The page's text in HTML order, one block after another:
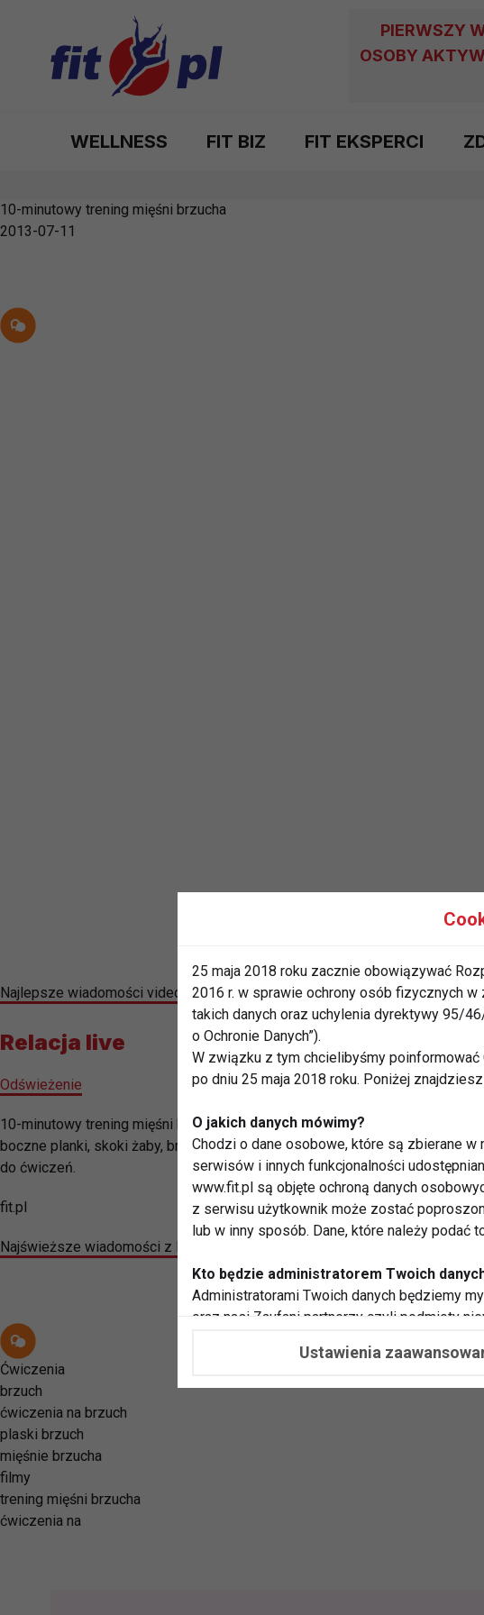
PIERWSZY
OSOBY
WELLNESS FIT BIZ FIT EKSPERCI
10-minutowy trening mięśni brzucha
2013-07-11
Najlepsze wiadomości video z Radomia znajdziesz na naszym kanale na
Relacja live
Odświeżenie
10-minutowy trening mięśni brzucha wykonuj codziennie, a w krótkim
boczne planki, skoki żaby, brzuszki i inne ćwiczenia, które ukształtują twój
do ćwiczeń.
fit.pl
Najświeższe wiadomości z Radomia i regionu znajdziesz na profilu
Ćwiczenia
brzuch
ćwiczenia na brzuch
plaski brzuch
mięśnie brzucha
filmy
trening mięśni brzucha
ćwiczenia na
25 maja 2018 roku zacznie obowiązywać
2016 r. w sprawie ochrony osób fizycznych
takich danych oraz uchylenia dyrektywy 95/46/
o Ochronie Danych”).
W związku z tym chcielibyśmy poinformować
po dniu 25 maja 2018 roku. Poniżej
O jakich danych mówimy?
Chodzi o dane osobowe, które są zbierane w
serwisów i innych funkcjonalności
www.fit.pl są objęte ochroną danych
z serwisu użytkownik może zostać
lub w inny sposób. Dane, które należy
Kto będzie administratorem Twoich
Administratorami Twoich danych będziemy
oraz nasi Zaufani partnerzy czyli podmioty
potrzeb i zainteresowań.
Ustawienia